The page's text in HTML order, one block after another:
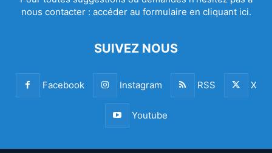
nous contacter : accéder au formulaire en cliquant ici.
SUIVEZ NOUS
Facebook Instagram RSS X
Youtube